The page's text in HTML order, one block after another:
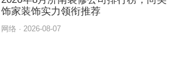
饰家装饰实力领衔推荐
网络 · 2026-08-07